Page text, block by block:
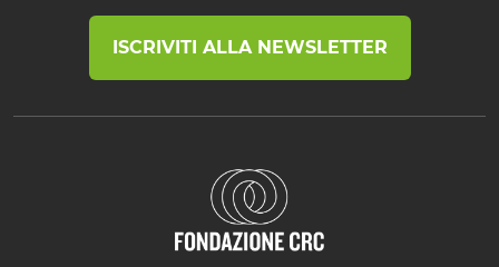
ISCRIVITI ALLA NEWSLETTER